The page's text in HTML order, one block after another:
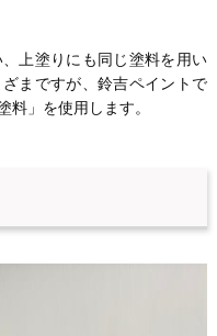
上塗りにも同じ塗料を用い
まですが、鈴吉ペイントで
料」を使用します。